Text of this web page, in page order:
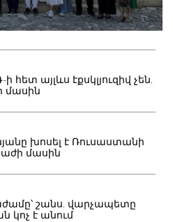
հետ այլևս էքսկլյուզիվ չեն.
մասին
խոսել է Ռուսաստանի
մասին
շանս. վարչապետը
կոչ է անում